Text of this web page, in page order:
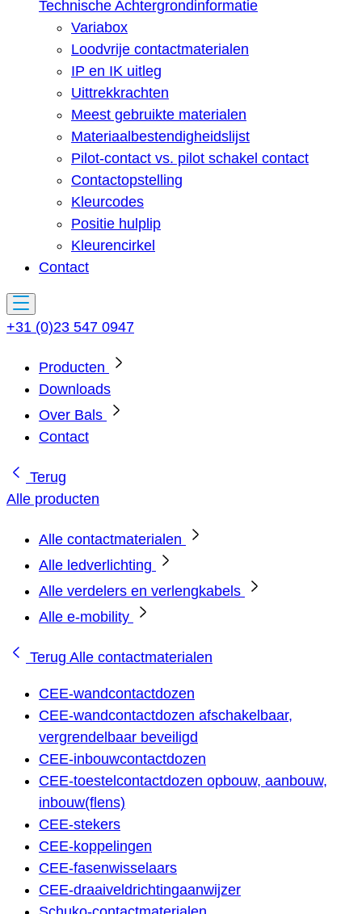
Technische Achtergrondinformatie
Variabox
Loodvrije contactmaterialen
IP en IK uitleg
Uittrekkrachten
Meest gebruikte materialen
Materiaalbestendigheidslijst
Pilot-contact vs. pilot schakel contact
Contactopstelling
Kleurcodes
Positie hulplip
Kleurencirkel
Contact
+31 (0)23 547 0947
Producten
Downloads
Over Bals
Contact
Terug
Alle producten
Alle contactmaterialen
Alle ledverlichting
Alle verdelers en verlengkabels
Alle e-mobility
Terug Alle contactmaterialen
CEE-wandcontactdozen
CEE-wandcontactdozen afschakelbaar,
vergrendelbaar beveiligd
CEE-inbouwcontactdozen
CEE-toestelcontactdozen opbouw, aanbouw,
inbouw(flens)
CEE-stekers
CEE-koppelingen
CEE-fasenwisselaars
CEE-draaiveldrichtingaanwijzer